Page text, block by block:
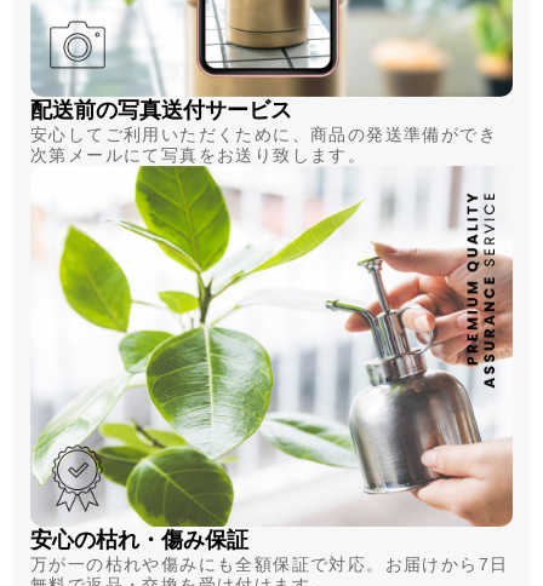
配送前の写真送付サービス
安心してご利用いただくために、商品の発送準備ができ
次第メールにて写真をお送り致します。
安心の枯れ・傷み保証
万が一の枯れや傷みにも全額保証で対応。お届けから7日